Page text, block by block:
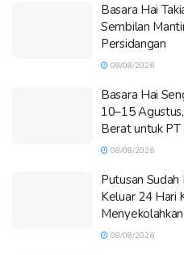
Basara Hai
Sembilan
Persidangan
08/08/2026
Basara Hai
10–15
Berat untuk
08/08/2026
Putusan
Keluar 24 Hari
08/08/2026